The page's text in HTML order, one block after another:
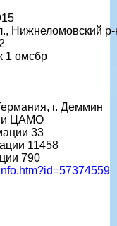
Нижнеломовский
1 омсбр
г. Деммин
ЦАМО
33
11458
790